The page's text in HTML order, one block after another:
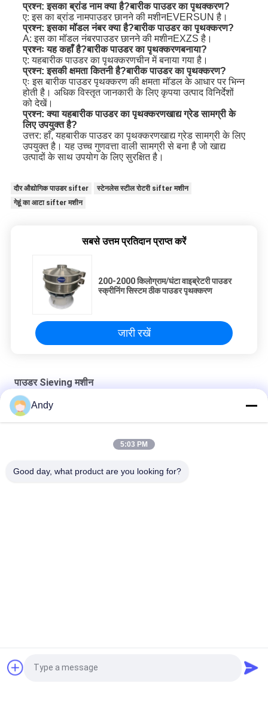
प्रश्न: इसका ब्रांड नाम क्या है?बारीक पाउडर का पृथक्करण?
ए: इस का ब्रांड नामपाउडर छानने की मशीनEVERSUN है।
प्रश्न: इसका मॉडल नंबर क्या है?बारीक पाउडर का पृथक्करण?
A: इस का मॉडल नंबरपाउडर छानने की मशीनEXZS है।
प्रश्नः यह कहाँ है?बारीक पाउडर का पृथक्करणबनाया?
ए: यहबारीक पाउडर का पृथक्करणचीन में बनाया गया है।
प्रश्न: इसकी क्षमता कितनी है?बारीक पाउडर का पृथक्करण?
एः इस बारीक पाउडर पृथक्करण की क्षमता मॉडल के आधार पर भिन्न
होती है। अधिक विस्तृत जानकारी के लिए कृपया उत्पाद विनिर्देशों
को देखें।
प्रश्न: क्या यहबारीक पाउडर का पृथक्करणखाद्य ग्रेड सामग्री के
लिए उपयुक्त है?
उत्तर: हाँ, यहबारीक पाउडर का पृथक्करणखाद्य ग्रेड सामग्री के लिए
उपयुक्त है। यह उच्च गुणवत्ता वाली सामग्री से बना है जो खाद्य
उत्पादों के साथ उपयोग के लिए सुरक्षित है।
दौर औद्योगिक पाउडर sifter
स्टेनलेस स्टील रोटरी sifter मशीन
गेहूं का आटा sifter मशीन
सबसे उत्तम प्रतिदान प्राप्त करें
200-2000 किलोग्राम/घंटा वाइब्रेटरी पाउडर
स्क्रीनिंग सिस्टम ठीक पाउडर पृथक्करण
जारी रखें
पाउडर Sieving मशीन
नायलॉन स्क्रीन के साथ उच्च आवृत्ति पाउडर सिलाई मशीन ग्रेडिंग उपकरण
1-5 परतों के साथ उच्च क्षमता पाउडर पृथक्करण पाउडर सिफ्टर मशीन
पाउडर Sieving मशीन
Andy
5:03 PM
Good day, what product are you looking for?